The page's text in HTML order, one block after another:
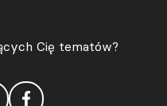
Cię tematów?